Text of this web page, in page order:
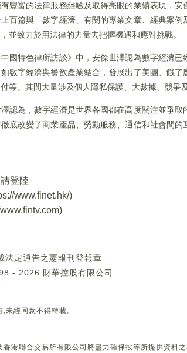
豐富的法律服務經驗及取得亮眼的業績表現，
百篇與「數字經濟」有關的專業文章、經典案
並致力於用法律的力量去把握機遇和應對挑戰。
國特色律所訪談》中，安傑世澤認為數字經濟
數字經濟與餐飲產業結合，發展出了美團、餓
等。其間大量涉及個人隱私保護、大數據、競爭
認為，數字經濟是世界各國都在高度關注並爭
底改變了商業產品、勞動服務、通信和社會間
登陸
www.finet.hk/)
)
法定通告之憲報刊登報章
- 2026 財華控股有限公司
未經同意不得轉載。
香港聯合交易所有限公司將盡力確保彼等所提供資料